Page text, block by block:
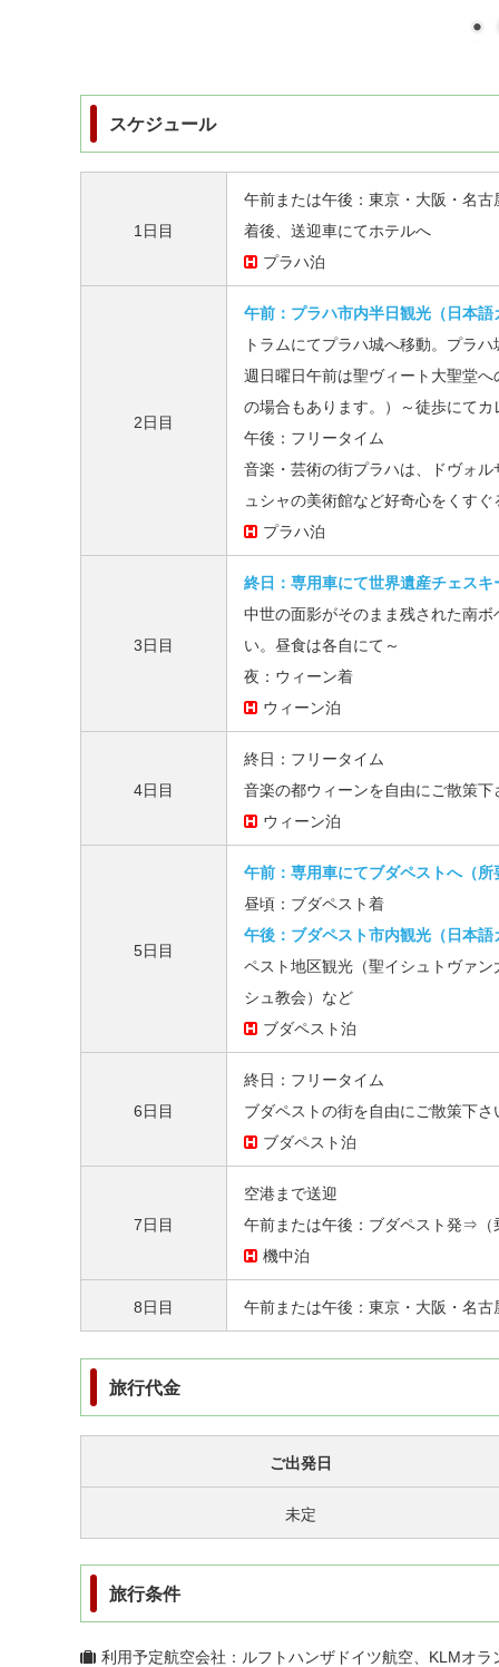
スケジュール
1日目
午前または午後：東京・大阪・
着後、送迎車にてホテルへ
プラハ泊
2日目
午前：プラハ市内半日観光（日本
トラムにてプラハ城へ移動。プラ
週日曜日午前は聖ヴィート大聖堂
の場合もあります。）～徒歩にて
午後：フリータイム
音楽・芸術の街プラハは、ドヴォ
ュシャの美術館など好奇心をくす
プラハ泊
3日目
終日：専用車にて世界遺産チェス
中世の面影がそのまま残された南
い。昼食は各自にて～
夜：ウィーン着
ウィーン泊
4日目
終日：フリータイム
音楽の都ウィーンを自由にご散策下
ウィーン泊
5日目
午前：専用車にてブダペストへ（所
昼頃：ブダペスト着
午後：ブダペスト市内観光（日本
ペスト地区観光（聖イシュトヴァ
シュ教会）など
ブダペスト泊
6日目
終日：フリータイム
ブダペストの街を自由にご散策下さ
ブダペスト泊
7日目
空港まで送迎
午前または午後：ブダペスト発⇒（
機中泊
8日目 午前または午後：東京・大阪・名古
旅行代金
ご出発日
未定
旅行条件
利用予定航空会社：ルフトハンザドイツ航空、KLMオ